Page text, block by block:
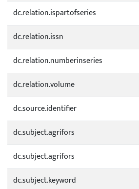
dc.relation.ispartofseries
dc.relation.issn
dc.relation.numberinseries
dc.relation.volume
dc.source.identifier
dc.subject.agrifors
dc.subject.agrifors
dc.subject.keyword